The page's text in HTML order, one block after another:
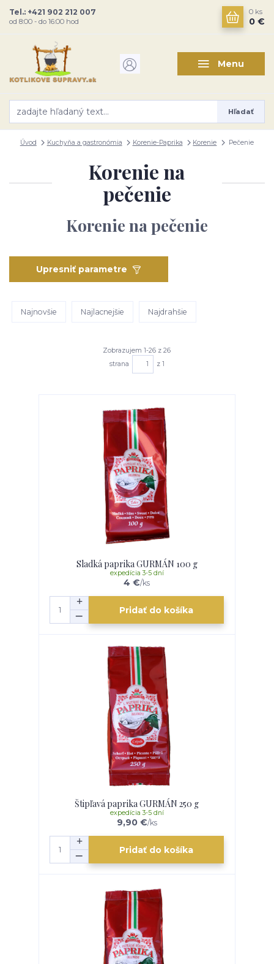
Menu
Hľadať
Tel.: +421 902 212 007
od 8:00 - do 16:00 hod
0 ks
0 €
Úvod Kuchyňa a gastronómia Korenie-Paprika Korenie Pečenie
Korenie na
pečenie
Korenie na pečenie
Upresniť parametre
Najnovšie Najlacnejšie Najdrahšie
Zobrazujem 1-26 z 26
strana
z 1
Sladká paprika GURMÁN 100 g
4 €/ks
expedícia 3-5 dní
Pridať do košíka
Štipľavá paprika GURMÁN 250 g
9,90 €/ks
expedícia 3-5 dní
Pridať do košíka